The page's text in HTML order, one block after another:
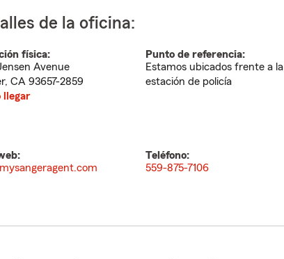
de la oficina:
física:
Avenue
, CA 93657-2859
llegar
Punto de referencia:
Estamos ubicados frente a la
estación de policía
Teléfono:
559-875-7106